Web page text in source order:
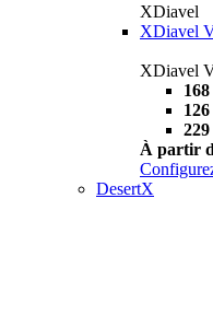
XDiavel
XDiavel
XDiavel
À partir
DesertX